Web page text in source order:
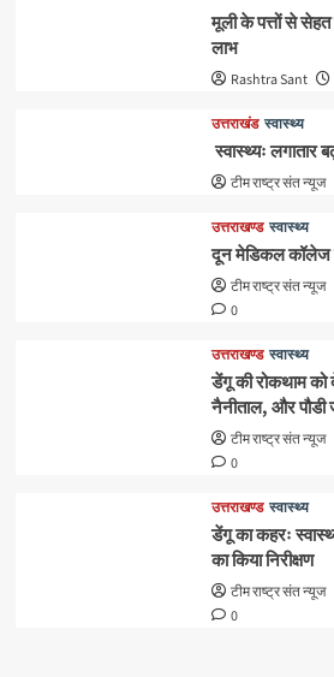
मूली के पत्तों से
लाभ
Rashtra Sant
उत्तराखंड स्वास्थ्य
स्वास्थ्यः लगातार
टीम राष्ट्र संत न्यूज
उत्तराखण्ड स्वास्थ्य
दून मेडिकल
टीम राष्ट्र संत न्यूज
0
उत्तराखण्ड स्वास्थ्य
डेंगू की रोकथाम को
नैनीताल, और
टीम राष्ट्र संत न्यूज
0
उत्तराखण्ड स्वास्थ्य
डेंगू का कहरः
का किया निरीक्षण
टीम राष्ट्र संत न्यूज
0